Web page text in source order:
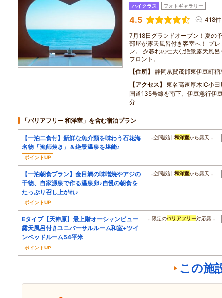
ハイクラス フォトギャラリー
4.5 418件
7月18日グランドオープン！夏の
部屋が露天風呂付き客室へ！ プ
ン。 夕暮れの壮大な絶景露天風
フロント。
住所
静岡県賀茂郡東伊豆町
アクセス
東名高速厚木IC小
国道135号線を南下、伊豆急行伊
分
「バリアフリー 和洋室」を含む宿泊プラン
【一泊二食付】新鮮な魚介類を味わう石花海
名物「漁師焼き」＆絶景温泉を堪能♪
ポイントUP
…空間設計和洋室から露天…
【一泊朝食プラン】金目鯛の味噌焼やアジの
干物、自家源泉で作る温泉卵♪自慢の朝食を
たっぷり召し上がれ♪
ポイントUP
…空間設計和洋室から露天…
Eタイプ【天神原】最上階オーシャンビュー
露天風呂付きユニバーサルルーム和室+ツイ
ンベッドルーム54平米
ポイントUP
…限定のバリアフリー対応露…
この施